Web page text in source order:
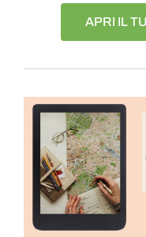
APRI IL